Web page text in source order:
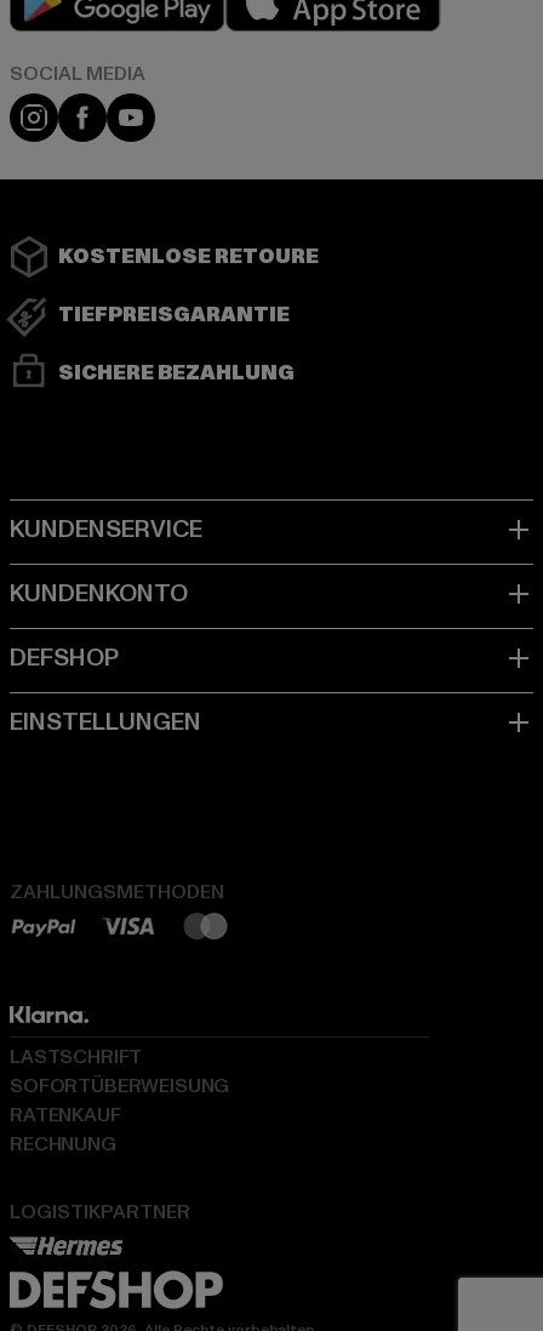
Instagram
FacebookYouTube
KOSTENLOSE RETOURE
TIEFPREISGARANTIE
SICHERE BEZAHLUNG
ZAHLUNGSMETHODEN
LOGISTIKPARTNER
LASTSCHRIFT
SOFORTÜBERWEISUNG
RATENKAUF
RECHNUNG